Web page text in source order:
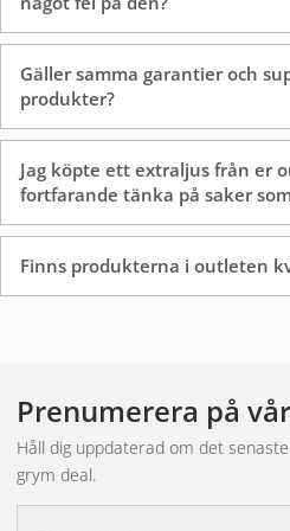
på att du köper en produkt som
Har du funderat på att
budgeten har känts för tight?
steget från trött halogen till
montera de där extraljusen du
handlar till ett reducerat pris,
expertkunskap. Vi hjälper dig
ser till att du blir nöjd med ditt
fyndet i vår
För att du ska känna dig helt
Gäller samma garantier och
produkter?
Jag köpte ett extraljus från er
fortfarande tänka på saker
Finns produkterna i outleten
Prenumerera på
Håll dig uppdaterad om det
grym deal.